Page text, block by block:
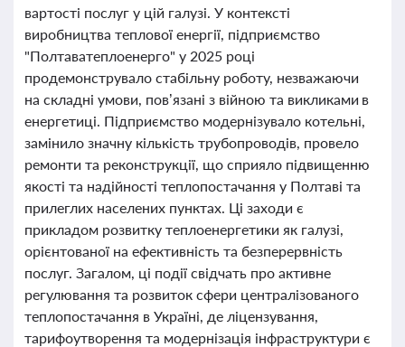
вартості послуг у цій галузі. У контексті
виробництва теплової енергії, підприємство
"Полтаватеплоенерго" у 2025 році
продемонструвало стабільну роботу, незважаючи
на складні умови, пов’язані з війною та викликами в
енергетиці. Підприємство модернізувало котельні,
замінило значну кількість трубопроводів, провело
ремонти та реконструкції, що сприяло підвищенню
якості та надійності теплопостачання у Полтаві та
прилеглих населених пунктах. Ці заходи є
прикладом розвитку теплоенергетики як галузі,
орієнтованої на ефективність та безперервність
послуг. Загалом, ці події свідчать про активне
регулювання та розвиток сфери централізованого
теплопостачання в Україні, де ліцензування,
тарифоутворення та модернізація інфраструктури є